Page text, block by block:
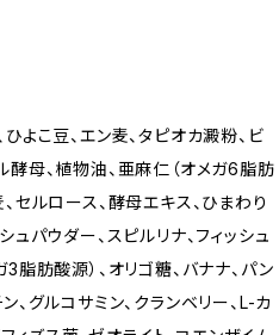
よこ豆、エン麦、タピオカ澱粉、ビ
酵母、植物油、亜麻仁（オメガ6脂肪
セルロース、酵母エキス、ひまわり
ュパウダー、スピルリナ、フィッシュ
脂肪酸源）、オリゴ糖、バナナ、パン
、グルコサミン、クランベリー、L-カ